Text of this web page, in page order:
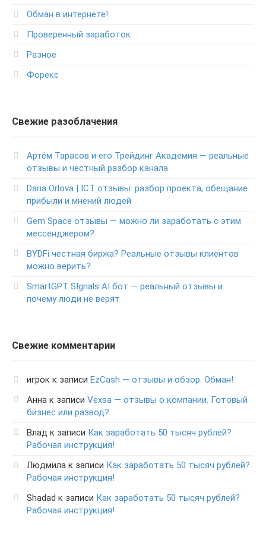
Обман в интернете!
Проверенный заработок
Разное
Форекс
Свежие разоблачения
Артём Тарасов и его Трейдинг Академия — реальные
отзывы и честный разбор канала
Daria Orlova | ICT отзывы: разбор проекта, обещание
прибыли и мнений людей
Gem Space отзывы — можно ли заработать с этим
мессенджером?
BYDFi честная биржа? Реальные отзывы клиентов
можно верить?
SmartGPT SIgnals AI бот — реальный отзывы и
почему люди не верят
Свежие комментарии
игрок к записи EzCash — отзывы и обзор. Обман!
Анна к записи Vexsa — отзывы о компании. Готовый
бизнес или развод?
Влад к записи Как заработать 50 тысяч рублей?
Рабочая инструкция!
Людмила к записи Как заработать 50 тысяч рублей?
Рабочая инструкция!
Shadad к записи Как заработать 50 тысяч рублей?
Рабочая инструкция!